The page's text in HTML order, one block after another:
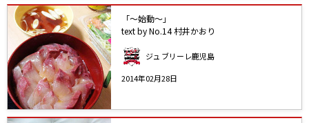
「～始動～」
text by No.14 村井かおり
ジュ ブリーレ鹿児島
2014年02月28日